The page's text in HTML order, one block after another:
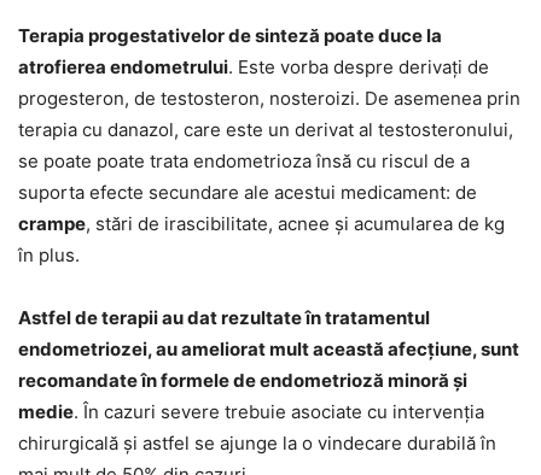
Terapia progestativelor de sinteză poate duce la
atrofierea endometrului. Este vorba despre derivați de
progesteron, de testosteron, nosteroizi. De asemenea prin
terapia cu danazol, care este un derivat al testosteronului,
se poate poate trata endometrioza însă cu riscul de a
suporta efecte secundare ale acestui medicament: de
crampe, stări de irascibilitate, acnee și acumularea de kg
în plus.
Astfel de terapii au dat rezultate în tratamentul
endometriozei, au ameliorat mult această afecțiune, sunt
recomandate în formele de endometrioză minoră și
medie. În cazuri severe trebuie asociate cu intervenția
chirurgicală și astfel se ajunge la o vindecare durabilă în